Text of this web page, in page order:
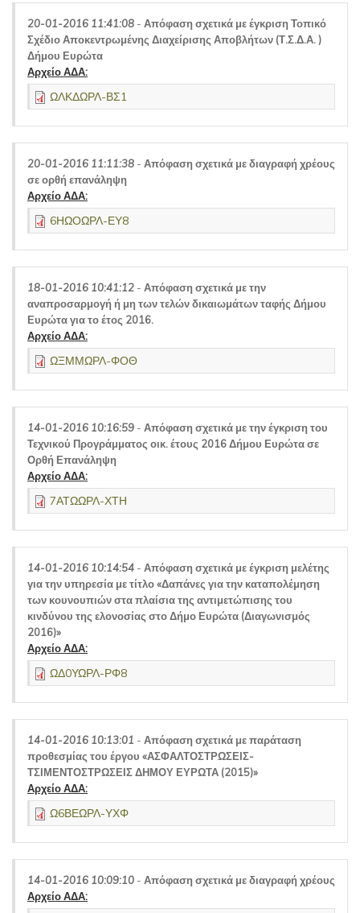
20-01-2016 11:41:08 - Απόφαση σχετικά με έγκριση Τοπικό
Σχέδιο Αποκεντρωμένης Διαχείρισης Αποβλήτων (Τ.Σ.Δ.Α. )
Δήμου Ευρώτα
Αρχείο ΑΔΑ:
ΩΛΚΔΩΡΛ-ΒΣ1
20-01-2016 11:11:38 - Απόφαση σχετικά με διαγραφή χρέους
σε ορθή επανάληψη
Αρχείο ΑΔΑ:
6ΗΩΟΩΡΛ-ΕΥ8
18-01-2016 10:41:12 - Απόφαση σχετικά με την
αναπροσαρμογή ή μη των τελών δικαιωμάτων ταφής Δήμου
Ευρώτα για το έτος 2016.
Αρχείο ΑΔΑ:
ΩΞΜΜΩΡΛ-ΦΟΘ
14-01-2016 10:16:59 - Απόφαση σχετικά με την έγκριση του
Τεχνικού Προγράμματος οικ. έτους 2016 Δήμου Ευρώτα σε
Ορθή Επανάληψη
Αρχείο ΑΔΑ:
7ΑΤΩΩΡΛ-ΧΤΗ
14-01-2016 10:14:54 - Απόφαση σχετικά με έγκριση μελέτης
για την υπηρεσία με τίτλο «Δαπάνες για την καταπολέμηση
των κουνουπιών στα πλαίσια της αντιμετώπισης του
κινδύνου της ελονοσίας στο Δήμο Ευρώτα (Διαγωνισμός
2016)»
Αρχείο ΑΔΑ:
ΩΔ0ΥΩΡΛ-ΡΦ8
14-01-2016 10:13:01 - Απόφαση σχετικά με παράταση
προθεσμίας του έργου «ΑΣΦΑΛΤΟΣΤΡΩΣΕΙΣ-
ΤΣΙΜΕΝΤΟΣΤΡΩΣΕΙΣ ΔΗΜΟΥ ΕΥΡΩΤΑ (2015)»
Αρχείο ΑΔΑ:
Ω6ΒΕΩΡΛ-ΥΧΦ
14-01-2016 10:09:10 - Απόφαση σχετικά με διαγραφή χρέους
Αρχείο ΑΔΑ: